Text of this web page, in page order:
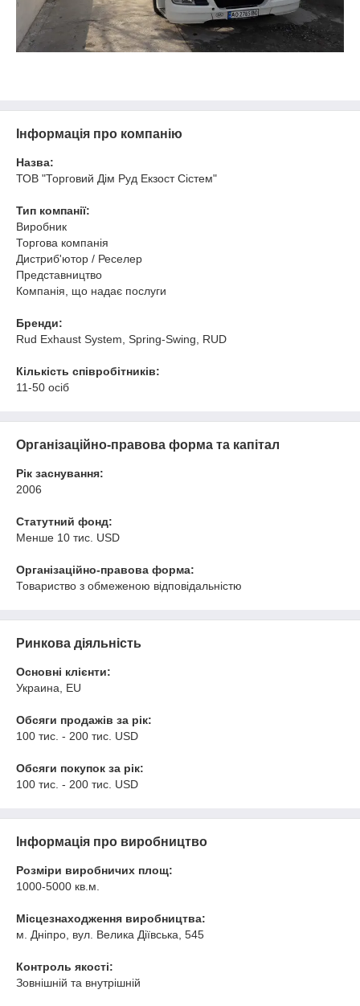
Інформація про компанію
Назва:
ТОВ "Торговий Дім Руд Екзост Сістем"
Тип компанії:
Виробник
Торгова компанія
Дистриб'ютор / Реселер
Представництво
Компанія, що надає послуги
Бренди:
Rud Exhaust System, Spring-Swing, RUD
Кількість співробітників:
11-50 осіб
Організаційно-правова форма та капітал
Рік заснування:
2006
Статутний фонд:
Менше 10 тис. USD
Організаційно-правова форма:
Товариство з обмеженою відповідальністю
Ринкова діяльність
Основні клієнти:
Украина, EU
Обсяги продажів за рік:
100 тис. - 200 тис. USD
Обсяги покупок за рік:
100 тис. - 200 тис. USD
Інформація про виробництво
Розміри виробничих площ:
1000-5000 кв.м.
Місцезнаходження виробництва:
м. Дніпро, вул. Велика Діївська, 545
Контроль якості:
Зовнішній та внутрішній